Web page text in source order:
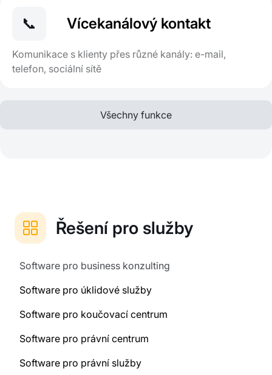
📞 Vícekanálový kontakt
Komunikace s klienty přes různé kanály: e-mail,
telefon, sociální sítě
Všechny funkce
Řešení pro služby
Software pro business konzulting
Software pro úklidové služby
Software pro koučovací centrum
Software pro právní centrum
Software pro právní služby